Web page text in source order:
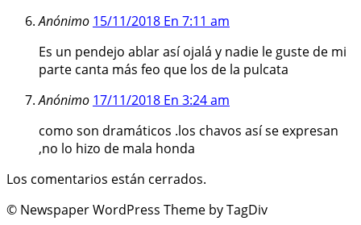
Anónimo 15/11/2018 En 7:11 am
Es un pendejo ablar así ojalá y nadie le guste de mi
parte canta más feo que los de la pulcata
Anónimo 17/11/2018 En 3:24 am
como son dramáticos .los chavos así se expresan
,no lo hizo de mala honda
Los comentarios están cerrados.
© Newspaper WordPress Theme by TagDiv